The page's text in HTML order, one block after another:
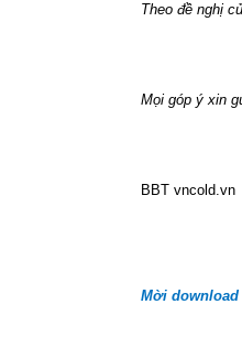
Theo đề nghị
Mọi góp ý xin
BBT vncold.vn
Mời download